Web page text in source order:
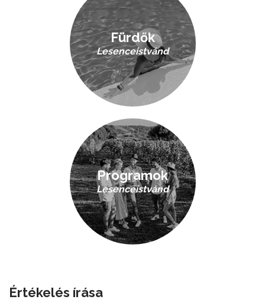
Fürdők
Lesenceistvánd
Programok
Lesenceistvánd
Értékelés írása